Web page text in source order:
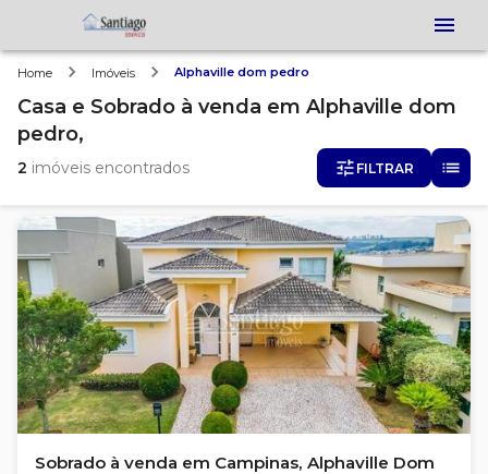
Home Imóveis Alphaville dom pedro
Casa e Sobrado à venda em Alphaville dom
pedro,
2 imóveis encontrados FILTRAR
Sobrado à venda em Campinas, Alphaville Dom